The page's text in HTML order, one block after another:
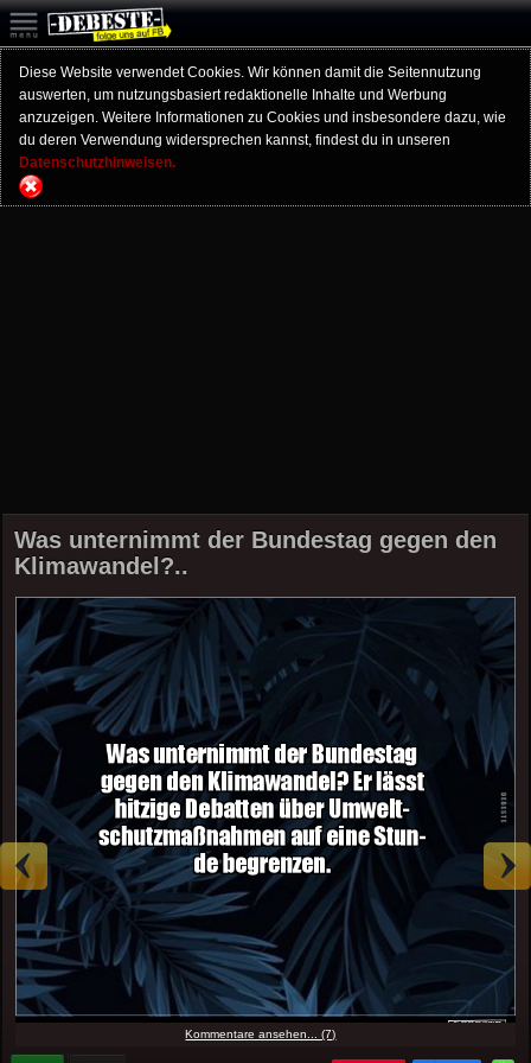
Diese Website verwendet Cookies. Wir können damit die Seitennutzung
auswerten, um nutzungsbasiert redaktionelle Inhalte und Werbung
anzuzeigen. Weitere Informationen zu Cookies und insbesondere dazu, wie
du deren Verwendung widersprechen kannst, findest du in unseren
Datenschutzhinweisen.
Was unternimmt der Bundestag gegen den
Klimawandel?..
Kommentare ansehen... (7)